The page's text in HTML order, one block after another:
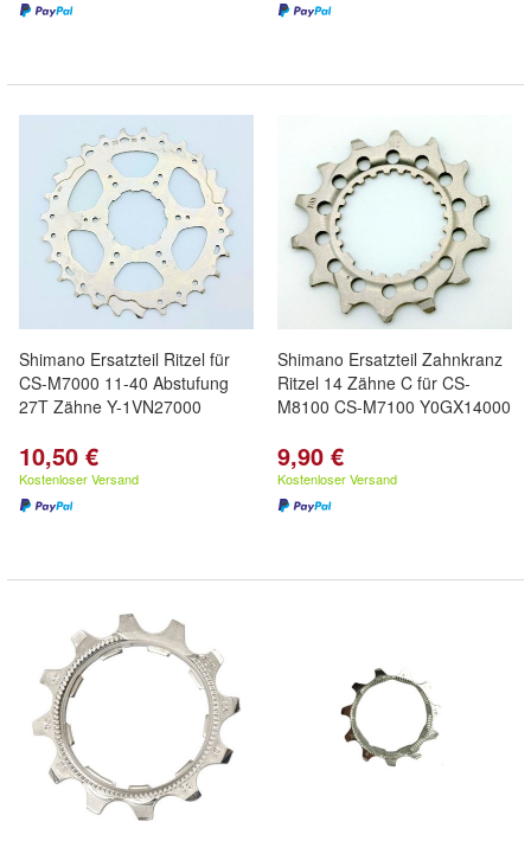
Shimano Ersatzteil Ritzel für
CS-M7000 11-40 Abstufung
27T Zähne Y-1VN27000
10,50 €
Kostenloser Versand
Shimano Ersatzteil Zahnkranz
Ritzel 14 Zähne C für CS-
M8100 CS-M7100 Y0GX14000
9,90 €
Kostenloser Versand